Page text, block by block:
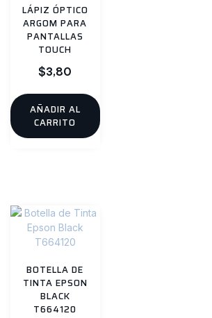
LÁPIZ ÓPTICO
ARGOM PARA
PANTALLAS
TOUCH
$3,80
AÑADIR AL
CARRITO
BOTELLA DE
TINTA EPSON
BLACK
T664120